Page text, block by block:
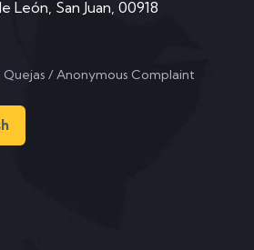
León, San Juan, 00918
/ Anonymous Complaint